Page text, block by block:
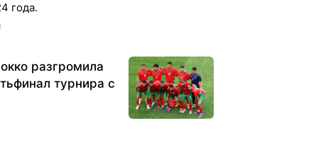
года.
разгромила
турнира с